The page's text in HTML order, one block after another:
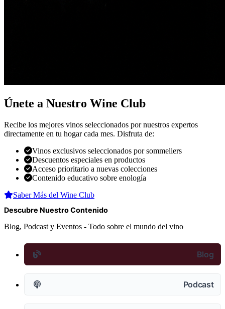
Únete a Nuestro Wine Club
Recibe los mejores vinos seleccionados por nuestros expertos
directamente en tu hogar cada mes. Disfruta de:
Vinos exclusivos seleccionados por sommeliers
Descuentos especiales en productos
Acceso prioritario a nuevas colecciones
Contenido educativo sobre enología
Saber Más del Wine Club
Descubre Nuestro Contenido
Blog, Podcast y Eventos - Todo sobre el mundo del vino
Blog
Podcast